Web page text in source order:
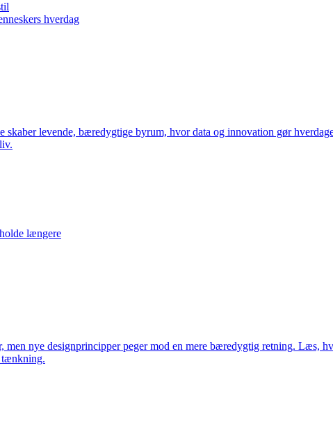
hverdag
levende, bæredygtige byrum, hvor data og innovation gør
længere
nye designprincipper peger mod en mere bæredygtig retning. Læs,
tænkning.